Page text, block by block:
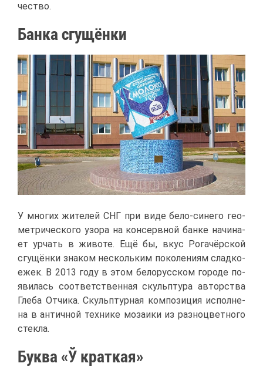
че­ство.
Бан­ка сгу­щён­ки
У мно­гих жи­те­лей СНГ при ви­де бе­ло-си­не­го гео­
мет­ри­че­ско­го узо­ра на кон­серв­ной бан­ке на­чи­на­
ет ур­чать в жи­во­те. Ещё бы, вкус Ро­га­чёр­ской
сгу­щён­ки зна­ком несколь­ким по­ко­ле­ни­ям слад­ко­
е­жек. В 2013 го­ду в этом бе­ло­рус­ском го­ро­де по­
яви­лась со­от­вет­ствен­ная скульп­ту­ра ав­тор­ства
Гле­ба От­чи­ка. Скульп­тур­ная ком­по­зи­ция ис­пол­не­
на в ан­тич­ной тех­ни­ке мо­за­и­ки из раз­но­цвет­но­го
стек­ла.
Бук­ва «Ў крат­кая»